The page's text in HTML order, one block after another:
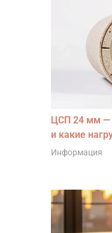
ЦСП 24 мм —
и какие
Информация